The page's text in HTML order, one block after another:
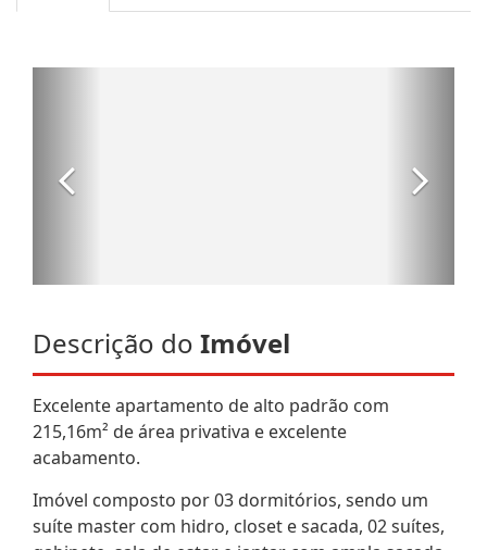
Descrição do Imóvel
Excelente apartamento de alto padrão com
215,16m² de área privativa e excelente
acabamento.
Imóvel composto por 03 dormitórios, sendo um
suíte master com hidro, closet e sacada, 02 suítes,